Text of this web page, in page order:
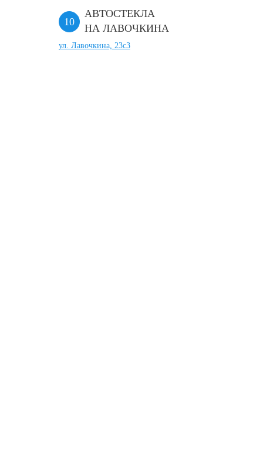
АВТОСТЕКЛА
НА ЛАВОЧКИНА
ул. Лавочкина, 23с3